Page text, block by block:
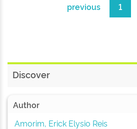
previous 1
Discover
Author
Amorim, Erick Elysio Reis